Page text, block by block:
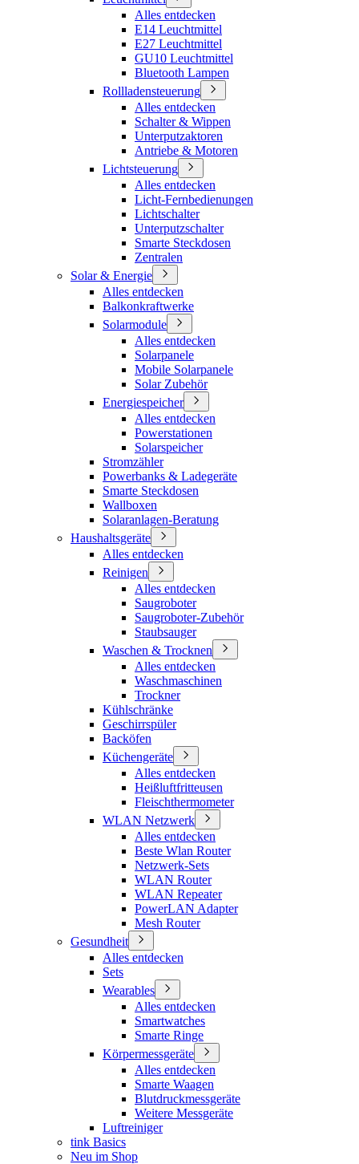
Alles entdecken
E14 Leuchtmittel
E27 Leuchtmittel
GU10 Leuchtmittel
Bluetooth Lampen
Rollladensteuerung
Alles entdecken
Schalter & Wippen
Unterputzaktoren
Antriebe & Motoren
Lichtsteuerung
Alles entdecken
Licht-Fernbedienungen
Lichtschalter
Unterputzschalter
Smarte Steckdosen
Zentralen
Solar & Energie
Alles entdecken
Balkonkraftwerke
Solarmodule
Alles entdecken
Solarpanele
Mobile Solarpanele
Solar Zubehör
Energiespeicher
Alles entdecken
Powerstationen
Solarspeicher
Stromzähler
Powerbanks & Ladegeräte
Smarte Steckdosen
Wallboxen
Solaranlagen-Beratung
Haushaltsgeräte
Alles entdecken
Reinigen
Alles entdecken
Saugroboter
Saugroboter-Zubehör
Staubsauger
Waschen & Trocknen
Alles entdecken
Waschmaschinen
Trockner
Kühlschränke
Geschirrspüler
Backöfen
Küchengeräte
Alles entdecken
Heißluftfritteusen
Fleischthermometer
WLAN Netzwerk
Alles entdecken
Beste Wlan Router
Netzwerk-Sets
WLAN Router
WLAN Repeater
PowerLAN Adapter
Mesh Router
Gesundheit
Alles entdecken
Sets
Wearables
Alles entdecken
Smartwatches
Smarte Ringe
Körpermessgeräte
Alles entdecken
Smarte Waagen
Blutdruckmessgeräte
Weitere Messgeräte
Luftreiniger
tink Basics
Neu im Shop